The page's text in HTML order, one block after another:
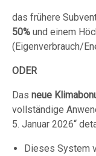
das frühere
50% und einem
(Eigenverbrauch/
ODER
Das neue
vollständige
5. Januar 2026“
Dieses System